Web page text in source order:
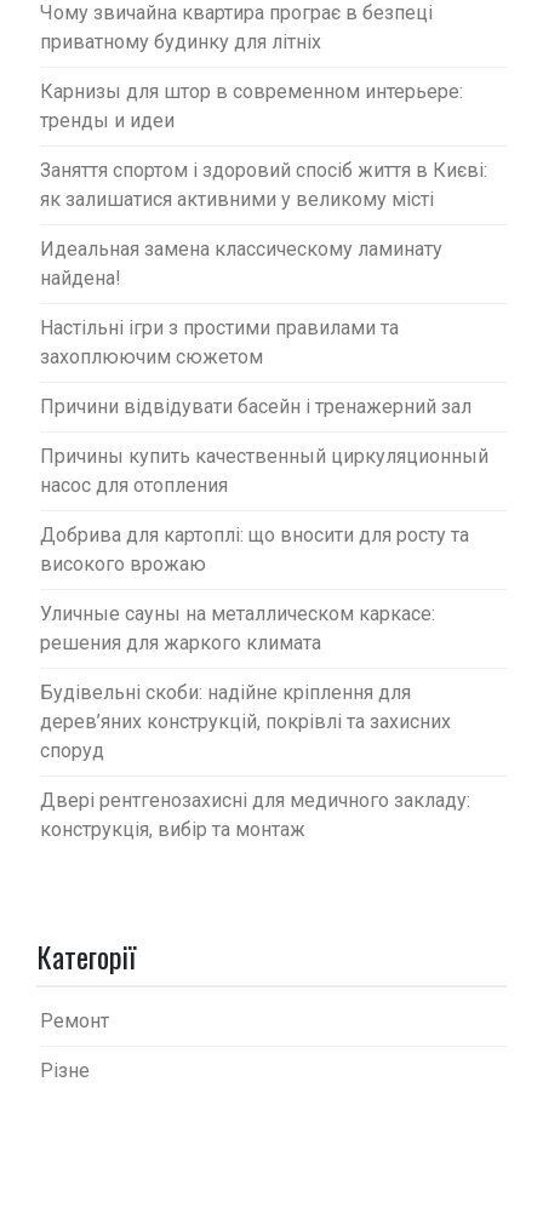
Чому звичайна квартира програє в безпеці
приватному будинку для літніх
Карнизы для штор в современном интерьере:
тренды и идеи
Заняття спортом і здоровий спосіб життя в Києві:
як залишатися активними у великому місті
Идеальная замена классическому ламинату
найдена!
Настільні ігри з простими правилами та
захоплюючим сюжетом
Причини відвідувати басейн і тренажерний зал
Причины купить качественный циркуляционный
насос для отопления
Добрива для картоплі: що вносити для росту та
високого врожаю
Уличные сауны на металлическом каркасе:
решения для жаркого климата
Будівельні скоби: надійне кріплення для
дерев’яних конструкцій, покрівлі та захисних
споруд
Двері рентгенозахисні для медичного закладу:
конструкція, вибір та монтаж
Категорії
Ремонт
Різне